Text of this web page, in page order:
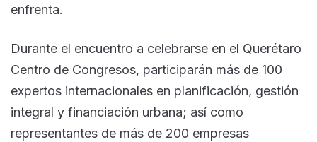
enfrenta.
Durante el encuentro a celebrarse en el Querétaro
Centro de Congresos, participarán más de 100
expertos internacionales en planificación, gestión
integral y financiación urbana; así como
representantes de más de 200 empresas